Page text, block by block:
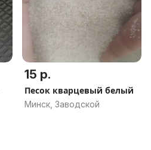
15 р.
Песок кварцевый белый
Минск, Заводской